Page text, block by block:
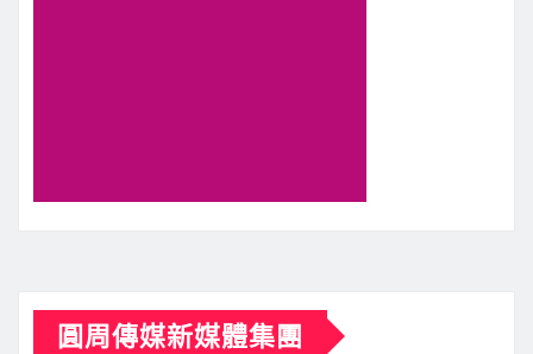
圓周傳媒新媒體集團